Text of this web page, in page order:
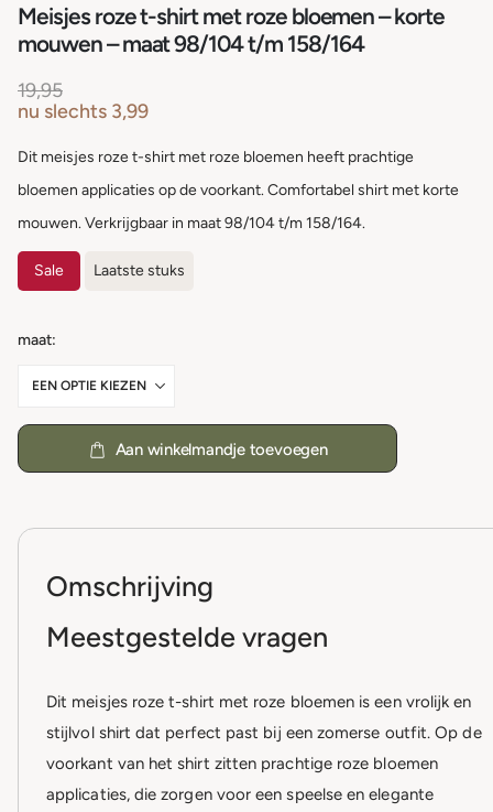
Meisjes roze t-shirt met roze bloemen – korte
mouwen – maat 98/104 t/m 158/164
19,95
nu slechts 3,99
Dit meisjes roze t-shirt met roze bloemen heeft prachtige
bloemen applicaties op de voorkant. Comfortabel shirt met korte
mouwen. Verkrijgbaar in maat 98/104 t/m 158/164.
Sale Laatste stuks
maat
Aan winkelmandje toevoegen
Omschrijving
Meestgestelde vragen
Dit meisjes roze t-shirt met roze bloemen is een vrolijk en
stijlvol shirt dat perfect past bij een zomerse outfit. Op de
voorkant van het shirt zitten prachtige roze bloemen
applicaties, die zorgen voor een speelse en elegante